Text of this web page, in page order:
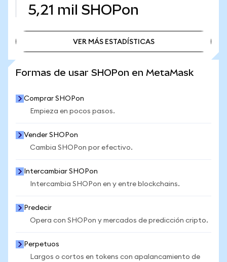
5,21 mil SHOPon
VER MÁS ESTADÍSTICAS
Formas de usar SHOPon en MetaMask
Comprar SHOPon
Empieza en pocos pasos.
Vender SHOPon
Cambia SHOPon por efectivo.
Intercambiar SHOPon
Intercambia SHOPon en y entre blockchains.
Predecir
Opera con SHOPon y mercados de predicción cripto.
Perpetuos
Largos o cortos en tokens con apalancamiento de